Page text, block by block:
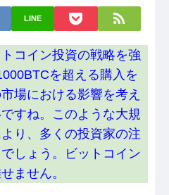
LINE
コイン投資の戦略を強
を超える購入を
場における影響を考え
すね。このような大規
り、多くの投資家の注
しょう。ビットコイン
ません。